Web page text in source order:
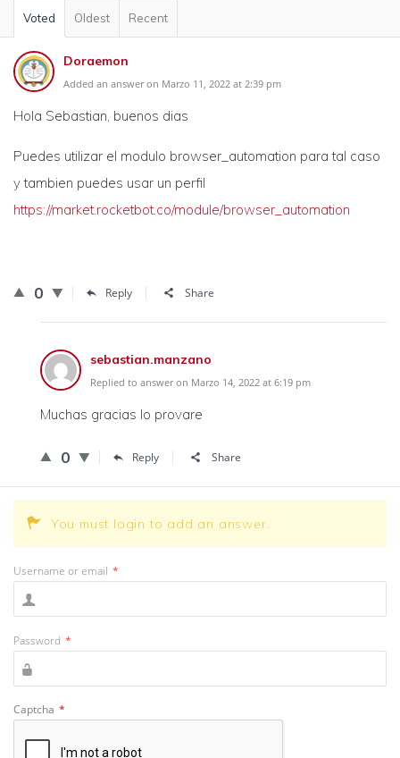
Voted Oldest Recent
Doraemon
Added an answer on Marzo 11, 2022 at 2:39 pm
Hola Sebastian, buenos dias
Puedes utilizar el modulo browser_automation para tal caso
y tambien puedes usar un perfil
https://market.rocketbot.co/module/browser_automation
0 Reply Share
sebastian.manzano
Replied to answer on Marzo 14, 2022 at 6:19 pm
Muchas gracias lo provare
0 Reply Share
You must login to add an answer.
Username or email *
Password *
Captcha *